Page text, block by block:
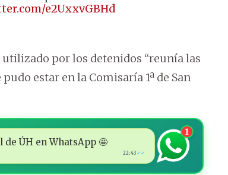
e2UxxvGBHd
por los detenidos “reunía las
estar en la Comisaría 1ª de San
ÚH en WhatsApp 🤩
22:43 ✓✓
1